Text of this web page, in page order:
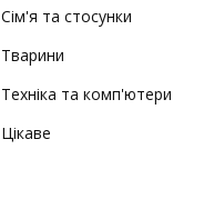
Сім'я та стосунки
Тварини
Техніка та комп'ютери
Цікаве